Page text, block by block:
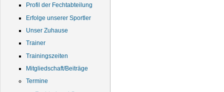
Profil der Fechtabteilung
Erfolge unserer Sportler
Unser Zuhause
Trainer
Trainingszeiten
Mitgliedschaft/Beiträge
Termine